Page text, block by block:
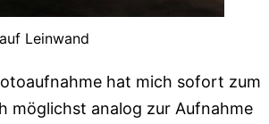
Leinwand
hat mich sofort zum
möglichst analog zur Aufnahme